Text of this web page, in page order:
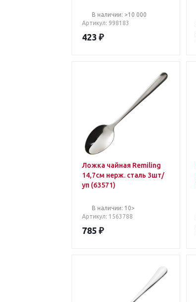
В наличии: >10 000
Артикул: 998183
423 ₽
Ложка чайная Remiling
14,7см нерж. сталь 3шт/
уп (63571)
В наличии: 10>
Артикул: 1563788
785 ₽